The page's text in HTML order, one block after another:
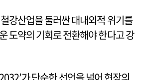
강산업을 둘러싼 대내외적 위기를
도약의 기회로 전환해야 한다고 강